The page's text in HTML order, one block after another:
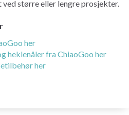
større eller lengre prosjekter.
her
heklenåler fra ChiaoGoo her
her